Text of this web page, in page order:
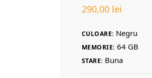
290,00 lei
CULOARE: Negru
MEMORIE: 64 GB
STARE: Buna